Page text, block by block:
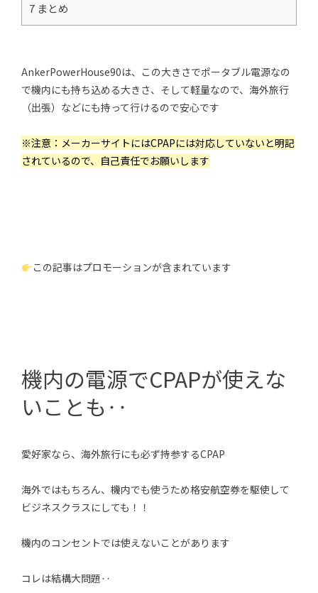
7 まとめ
AnkerPowerHouse90は、この大きさでポータブル電源なの
で機内にも持ち込める大きさ、そして軽量なので、海外旅行
（出張）などにも持って行けるので安心です
※注意：メーカーサイトにはCPAPには対応していないと明記
されているので、自己責任でお願いします
この記事はプロモーションが含まれています
機内の電源でCPAPが使えな
いことも‥
愛好家なら、海外旅行にも必ず持参するCPAP
海外ではもちろん、機内でも使うため格安航空券を駆使して
ビジネスクラスにしても！！
機内のコンセントでは使えないことがあります
コレは結構大問題‥